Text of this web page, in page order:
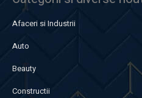
Afaceri si Industrii
Auto
Beauty
Constructii